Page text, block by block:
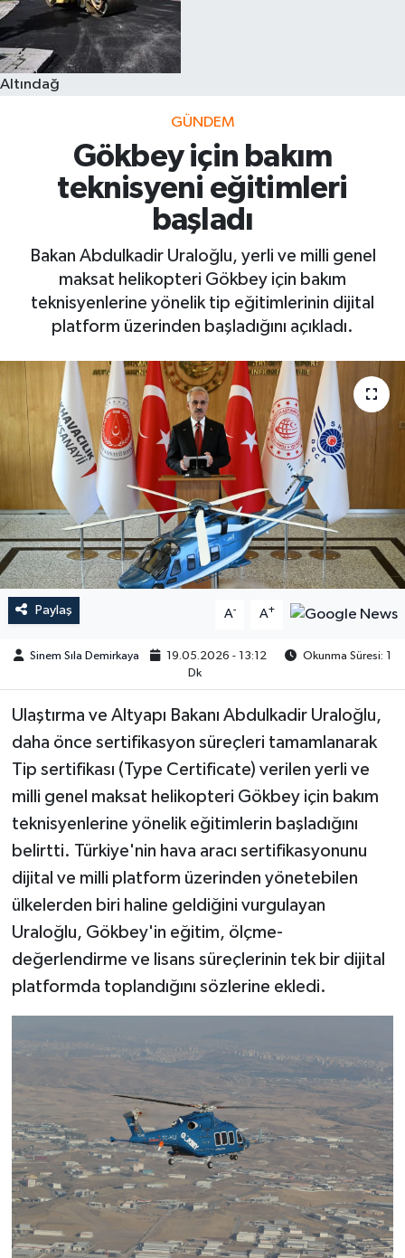
Altındağ
GÜNDEM
Gökbey için bakım
teknisyeni eğitimleri
başladı
Bakan Abdulkadir Uraloğlu, yerli ve milli genel
maksat helikopteri Gökbey için bakım
teknisyenlerine yönelik tip eğitimlerinin dijital
platform üzerinden başladığını açıkladı.
Paylaş A- A+
Sinem Sıla Demirkaya 19.05.2026 - 13:12
Okunma Süresi: 1
Dk
Ulaştırma ve Altyapı Bakanı Abdulkadir Uraloğlu,
daha önce sertifikasyon süreçleri tamamlanarak
Tip sertifikası (Type Certificate) verilen yerli ve
milli genel maksat helikopteri Gökbey için bakım
teknisyenlerine yönelik eğitimlerin başladığını
belirtti. Türkiye'nin hava aracı sertifikasyonunu
dijital ve milli platform üzerinden yönetebilen
ülkelerden biri haline geldiğini vurgulayan
Uraloğlu, Gökbey'in eğitim, ölçme-
değerlendirme ve lisans süreçlerinin tek bir dijital
platformda toplandığını sözlerine ekledi.